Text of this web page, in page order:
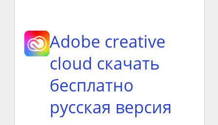
Adobe creative
cloud скачать
бесплатно
русская версия